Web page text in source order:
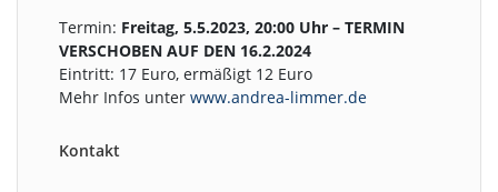
Termin: Freitag, 5.5.2023, 20:00 Uhr – TERMIN
VERSCHOBEN AUF DEN 16.2.2024
Eintritt: 17 Euro, ermäßigt 12 Euro
Mehr Infos unterwww.andrea-limmer.de
Kontakt